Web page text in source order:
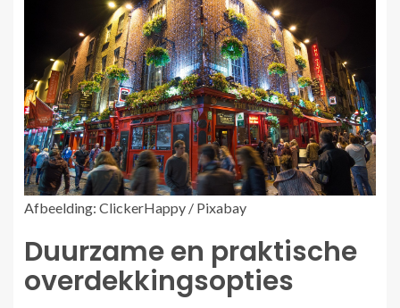
Afbeelding: ClickerHappy / Pixabay
Duurzame en praktische
overdekkingsopties